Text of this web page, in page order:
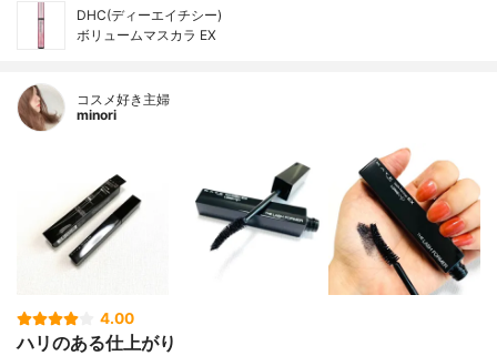
DHC(ディーエイチシー)
ボリュームマスカラ EX
コスメ好き主婦
minori
4.00
ハリのある仕上がり